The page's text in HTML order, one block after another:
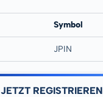
Symbol
JPIN
JETZT REGISTRIEREN